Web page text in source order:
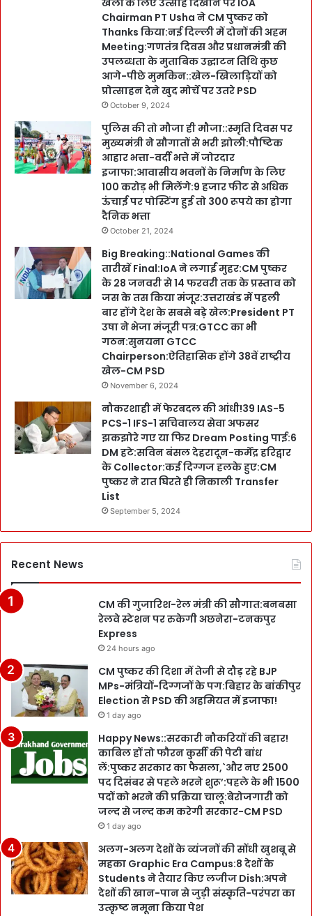
खेलों के लिए उत्साह दिखाने पर IOA
Chairman PT Usha ने CM पुष्कर को
Thanks किया:नई दिल्ली में दोनों की अहम
Meeting:गणतंत्र दिवस और प्रधानमंत्री की
उपलब्धता के मुताबिक उद्घाटन तिथि कुछ
आगे-पीछे मुमकिन::खेल-खिलाड़ियों को
प्रोत्साहन देने खुद मोर्चे पर उतरे PSD
October 9, 2024
पुलिस की तो मौजा ही मौजा::स्मृति दिवस पर
मुख्यमंत्री ने सौगातों से भरी झोली:पौष्टिक
आहार भत्ता-वर्दी भत्ते में जोरदार
इजाफा:आवासीय भवनों के निर्माण के लिए
100 करोड़ भी मिलेंगे:9 हजार फीट से अधिक
ऊंचाई पर पोस्टिंग हुई तो 300 रूपये का होगा
दैनिक भत्ता
October 21, 2024
Big Breaking::National Games की
तारीखें Final:IoA ने लगाईं मुहर:CM पुष्कर
के 28 जनवरी से 14 फरवरी तक के प्रस्ताव को
जस के तस किया मंजूर:उत्तराखंड में पहली
बार होंगे देश के सबसे बड़े खेल:President PT
उषा ने भेजा मंजूरी पत्र:GTCC का भी
गठन:सुनयना GTCC
Chairperson:ऐतिहासिक होंगे 38वें राष्ट्रीय
खेल-CM PSD
November 6, 2024
नौकरशाही में फेरबदल की आंधी!39 IAS-5
PCS-1 IFS-1 सचिवालय सेवा अफसर
झकझोरे गए या फिर Dream Posting पाई:6
DM हटे:सविन बंसल देहरादून-कर्मेंद्र हरिद्वार
के Collector:कई दिग्गज हलके हुए:CM
पुष्कर ने रात घिरते ही निकाली Transfer
List
September 5, 2024
Recent News
CM की गुजारिश-रेल मंत्री की सौगात:बनबसा
रेलवे स्टेशन पर रुकेगी अछनेरा-टनकपुर
Express
24 hours ago
CM पुष्कर की दिशा में तेजी से दौड़ रहे BJP
MPs-मंत्रियों-दिग्गजों के पग:बिहार के बांकीपुर
Election से PSD की अहमियत में इजाफा!
1 day ago
Happy News::सरकारी नौकरियों की बहार!
काबिल हों तो फौरन कुर्सी की पेटी बांध
लें:पुष्कर सरकार का फैसला,`और नए 2500
पद दिसंबर से पहले भरने शुरू’:पहले के भी 1500
पदों को भरने की प्रक्रिया चालू:बेरोजगारी को
जल्द से जल्द कम करेगी सरकार-CM PSD
1 day ago
अलग-अलग देशों के व्यंजनों की सोंधी खुशबू से
महका Graphic Era Campus:8 देशों के
Students ने तैयार किए लजीज Dish:अपने
देशों की खान-पान से जुड़ी संस्कृति-परंपरा का
उत्कृष्ट नमूना किया पेश